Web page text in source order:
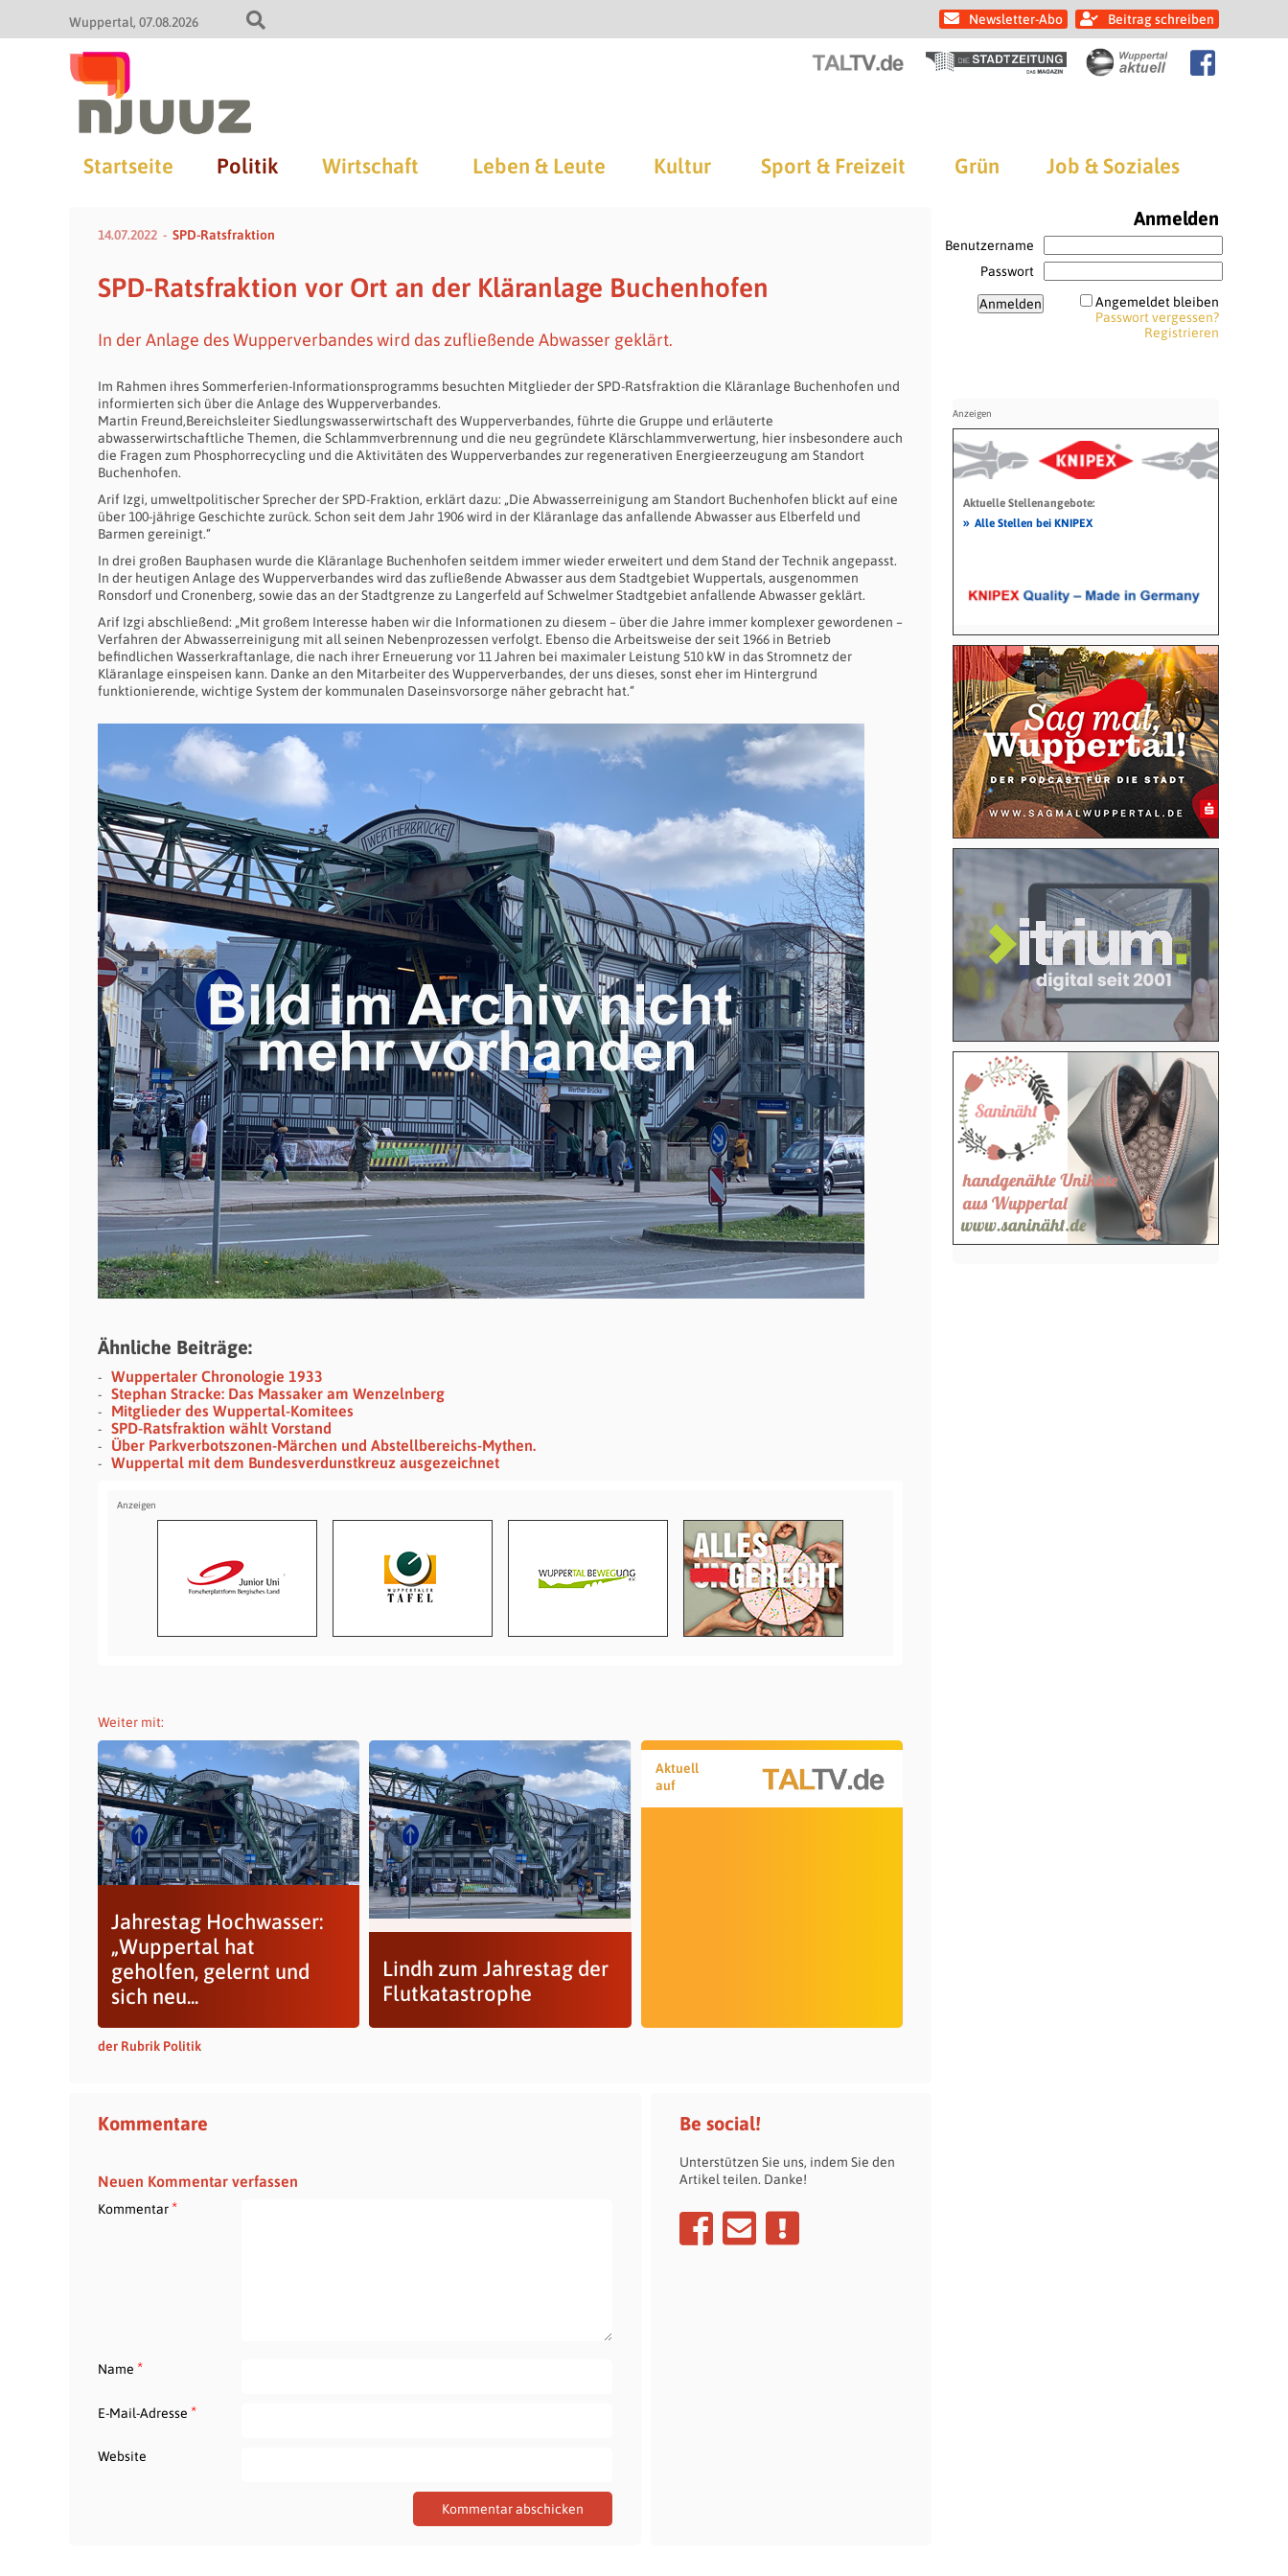
Wuppertal 07.08.2026 Newsletter-Abo Beitrag schreiben
Startseite Politik Wirtschaft Leben & Leute Kultur Sport & Freizeit Grün Job & Soziales
14.07.2022 SPD-Ratsfraktion
SPD-Ratsfraktion vor Ort an der Kläranlage Buchenhofen
In der Anlage des Wupperverbandes wird das zufließende Abwasser geklärt.
Im Rahmen ihres Sommerferien-Informationsprogramms besuchten Mitglieder der SPD-Ratsfraktion die Kläranlage Buchenhofen und
informierten sich über die Anlage des Wupperverbandes.
Martin Freund,Bereichsleiter Siedlungswasserwirtschaft des Wupperverbandes, führte die Gruppe und erläuterte
abwasserwirtschaftliche Themen, die Schlammverbrennung und die neu gegründete Klärschlammverwertung, hier insbesondere auch
die Fragen zum Phosphorrecycling und die Aktivitäten des Wupperverbandes zur regenerativen Energieerzeugung am Standort
Buchenhofen.
Arif Izgi, umweltpolitischer Sprecher der SPD-Fraktion, erklärt dazu: „Die Abwasserreinigung am Standort Buchenhofen blickt auf eine
über 100-jährige Geschichte zurück. Schon seit dem Jahr 1906 wird in der Kläranlage das anfallende Abwasser aus Elberfeld und
Barmen gereinigt.“
In drei großen Bauphasen wurde die Kläranlage Buchenhofen seitdem immer wieder erweitert und dem Stand der Technik angepasst.
In der heutigen Anlage des Wupperverbandes wird das zufließende Abwasser aus dem Stadtgebiet Wuppertals, ausgenommen
Ronsdorf und Cronenberg, sowie das an der Stadtgrenze zu Langerfeld auf Schwelmer Stadtgebiet anfallende Abwasser geklärt.
Arif Izgi abschließend: „Mit großem Interesse haben wir die Informationen zu diesem – über die Jahre immer komplexer gewordenen –
Verfahren der Abwasserreinigung mit all seinen Nebenprozessen verfolgt. Ebenso die Arbeitsweise der seit 1966 in Betrieb
befindlichen Wasserkraftanlage, die nach ihrer Erneuerung vor 11 Jahren bei maximaler Leistung 510 kW in das Stromnetz der
Kläranlage einspeisen kann. Danke an den Mitarbeiter des Wupperverbandes, der uns dieses, sonst eher im Hintergrund
funktionierende, wichtige System der kommunalen Daseinsvorsorge näher gebracht hat.“
Ähnliche Beiträge:
Wuppertaler Chronologie 1933
Stephan Stracke: Das Massaker am Wenzelnberg
Mitglieder des Wuppertal-Komitees
SPD-Ratsfraktion wählt Vorstand
Über Parkverbotszonen-Märchen und Abstellbereichs-Mythen.
Wuppertal mit dem Bundesverdunstkreuz ausgezeichnet
Weiter mit:
Jahrestag Hochwasser:
„Wuppertal hat
geholfen, gelernt und
sich neu...
Lindh zum Jahrestag der
Flutkatastrophe
Aktuell
auf
der Rubrik Politik
Anmelden
Benutzername
Passwort
Angemeldet bleiben
Passwort vergessen?
Registrieren
Aktuelle Stellenangebote:
» Alle Stellen bei KNIPEX
Kommentare
Neuen Kommentar verfassen
Kommentar*
Name *
E-Mail-Adresse *
Website
Be social!
Unterstützen Sie uns, indem Sie den
Artikel teilen. Danke!